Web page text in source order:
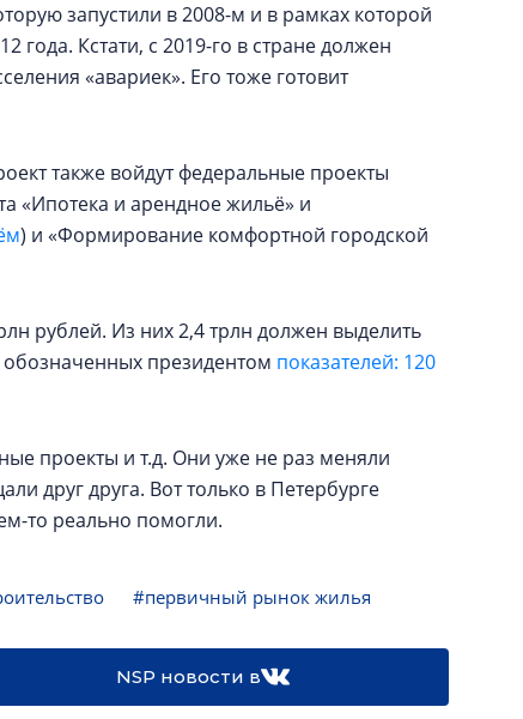
запустили в 2008-м и в рамках которой
Кстати, с 2019-го в стране должен
«авариек». Его тоже готовит
также войдут федеральные проекты
«Ипотека и арендное жильё» и
) и «Формирование комфортной городской
рублей. Из них 2,4 трлн должен выделить
президентом показателей: 120
проекты и т.д. Они уже не раз меняли
друг друга. Вот только в Петербурге
то реально помогли.
#первичный рынок жилья
NSP новости в